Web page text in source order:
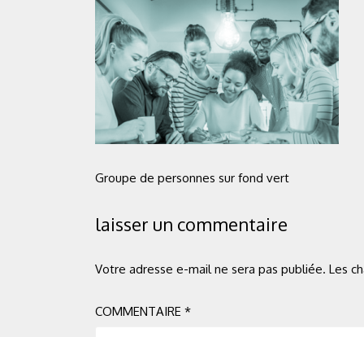
Groupe de personnes sur fond vert
laisser un commentaire
Votre adresse e-mail ne sera pas publiée. Les
COMMENTAIRE *